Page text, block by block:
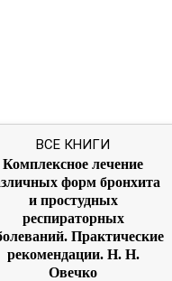
ВСЕ КНИГИ
Комплексное лечение
форм бронхита
и простудных
респираторных
Практические
рекомендации. Н. Н.
Овечко